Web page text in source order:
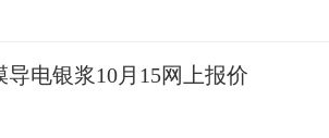
导电银浆10月15网上报价